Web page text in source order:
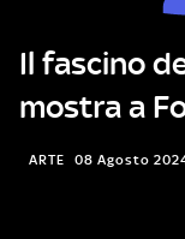
Il fascino
mostra a
ARTE 08 Agosto